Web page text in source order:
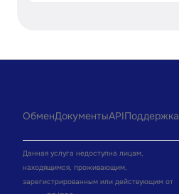
ОбменДокументыAPIПоддержка
Данная услуга недоступна лицам,
находящимся, проживающим,
зарегистрированным или действующим от